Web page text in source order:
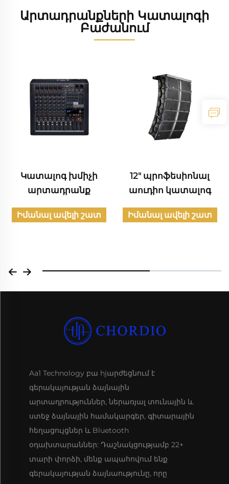
Արտադրանքների Կատալոգի
Բաժանում
12" պրոֆեսիոնալ
աուդիո կատալոգ
Իմանալ ավելի շատ
Մասնագիտական
աուդիո կատալոգ
Իմանալ ավելի շատ
Aa1 Technology բա hjարժեցնում է
գերակայության ձայնային
արտադրություններ, ներառյալ տունային և
ստեջ ձայնային համակարգեր, գիտարային
հեղացույցներ և Bluetooth
օդախտարաններ: Դաշնակցությամբ 22+
տարի փորձի, մենք ապահովում ենք
գերակայության ձայնաությունը, որը